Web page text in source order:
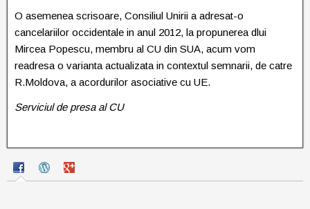
O asemenea scrisoare, Consiliul Unirii a adresat-o
cancelariilor occidentale in anul 2012, la propunerea dlui
Mircea Popescu, membru al CU din SUA, acum vom
readresa o varianta actualizata in contextul semnarii, de catre
R.Moldova, a acordurilor asociative cu UE.
Serviciul de presa al CU